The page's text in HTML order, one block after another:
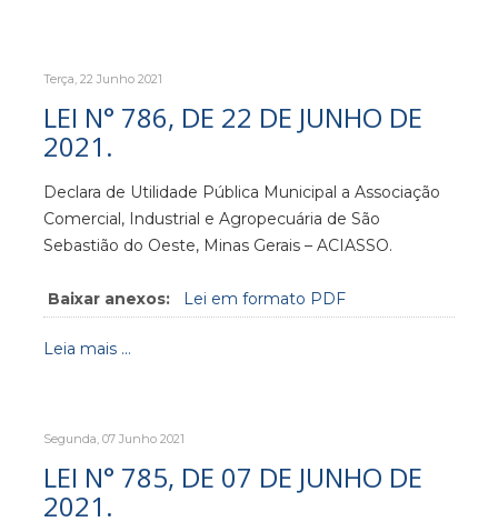
Terça, 22 Junho 2021
LEI N° 786, DE 22 DE JUNHO DE
2021.
Declara de Utilidade Pública Municipal a Associação
Comercial, Industrial e Agropecuária de São
Sebastião do Oeste, Minas Gerais – ACIASSO.
Baixar anexos: Lei em formato PDF
Leia mais ...
Segunda, 07 Junho 2021
LEI N° 785, DE 07 DE JUNHO DE
2021.